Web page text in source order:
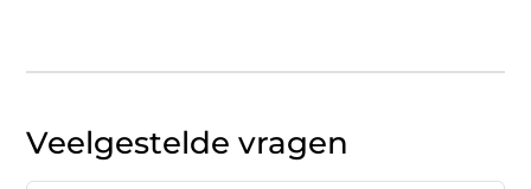
Veelgestelde vragen